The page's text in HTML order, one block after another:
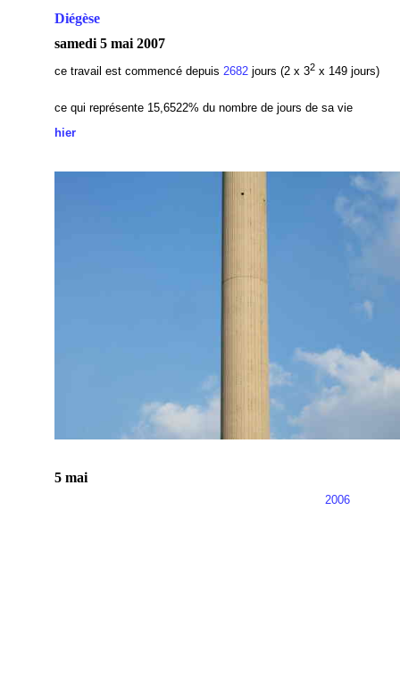
Diégèse
samedi 5 mai 2007
ce travail est commencé depuis 2682jours (2 x 32x 149 jours)
ce qui représente 15,6522% du nombre de jours de sa vie
hier
5 mai
2006